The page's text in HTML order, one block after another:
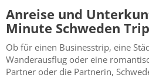
Anreise und
Minute Schweden Trip
Ob für einen Businesstrip, eine
Wanderausflug oder eine
Partner oder die Partnerin,